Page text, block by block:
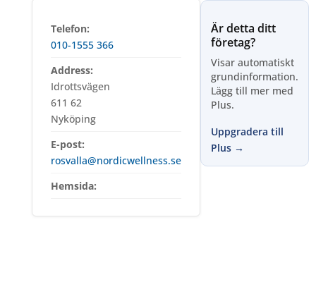
Telefon:
010-1555 366
Address:
Idrottsvägen
611 62
Nyköping
E-post:
rosvalla@nordicwellness.se
Hemsida:
Är detta ditt
företag?
Visar automatiskt
grundinformation.
Lägg till mer med
Plus.
Uppgradera till
Plus →